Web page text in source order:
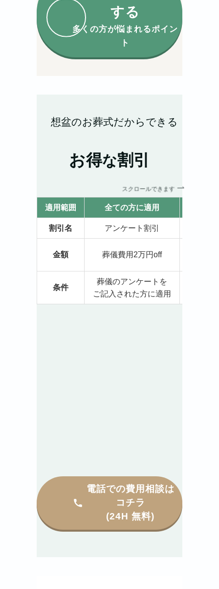
する
多くの方が悩まれるポイン
ト
想盆のお葬式だからできる
お得な割引
スクロールできます
適用範囲 全ての方に適用
割引名 アンケート割引
金額 葬儀費用2万円off
条件
葬儀のアンケートを
ご記入された方に適用
電話での費用相談は
コチラ
(24H 無料)